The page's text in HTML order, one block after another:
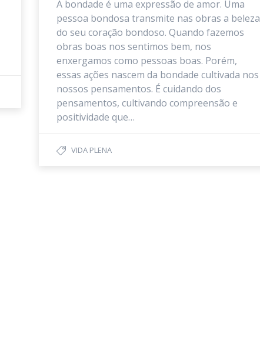
A bondade é uma expressão de amor. Uma
pessoa bondosa transmite nas obras a beleza
do seu coração bondoso. Quando fazemos
obras boas nos sentimos bem, nos
enxergamos como pessoas boas. Porém,
essas ações nascem da bondade cultivada nos
nossos pensamentos. É cuidando dos
pensamentos, cultivando compreensão e
positividade que…
VIDA PLENA